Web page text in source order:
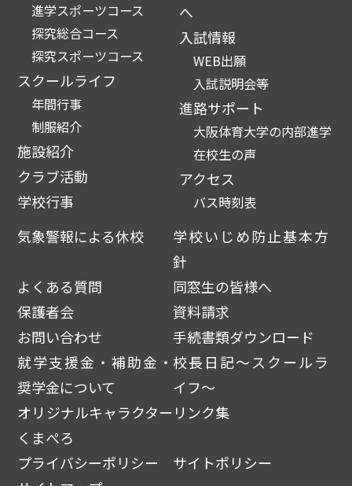
進学スポーツコース
探究総合コース
探究スポーツコース
スクールライフ
年間行事
制服紹介
施設紹介
クラブ活動
学校行事
へ
入試情報
WEB出願
入試説明会等
進路サポート
大阪体育大学の内部進学
在校生の声
アクセス
バス時刻表
気象警報による休校
学校いじめ防止基本方
針
よくある質問
同窓生の皆様へ
保護者会
資料請求
お問い合わせ
手続書類ダウンロード
就学支援金・補助金・
奨学金について
校長日記～スクールラ
イフ～
オリジナルキャラクター
くまぺろ
リンク集
プライバシーポリシー
サイトポリシー